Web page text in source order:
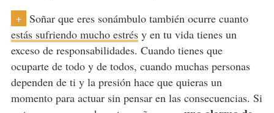
+
Soñar que eres sonámbulo también ocurre cuanto
estás sufriendo mucho estrésy en tu vida tienes un
exceso de responsabilidades. Cuando tienes que
ocuparte de todo y de todos, cuando muchas personas
dependen de ti y la presión hace que quieras un
momento para actuar sin pensar en las consecuencias. Si